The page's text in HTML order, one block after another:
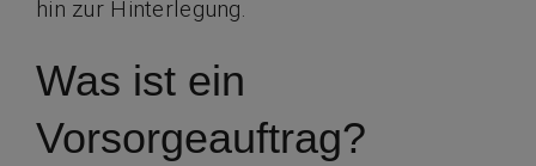
hin zur Hinterlegung.
Was ist ein
Vorsorgeauftrag?